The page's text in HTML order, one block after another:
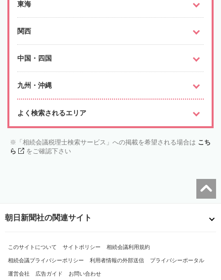
東海
関西
中国・四国
九州・沖縄
よく検索されるエリア
「相続会議税理士検索サービス」への掲載を希望される場合は こち
ら
をご確認下さい
朝日新聞社の関連サイト
このサイトについて サイトポリシー 相続会議利用規約
相続会議プライバシーポリシー 利用者情報の外部送信 プライバシーポータル
運営会社 広告ガイド お問い合わせ